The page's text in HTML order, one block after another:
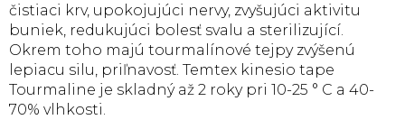
čistiaci krv, upokojujúci nervy, zvyšujúci aktivitu
buniek, redukujúci bolesť svalu a sterilizující.
Okrem toho majú tourmalínové tejpy zvýšenú
lepiacu silu, priľnavosť. Temtex kinesio tape
Tourmaline je skladný až 2 roky pri 10-25 ° C a 40-
70% vlhkosti.